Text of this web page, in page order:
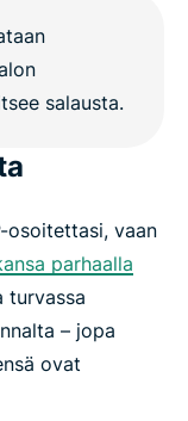
osoitettasi, vaan
parhaalla
turvassa
– jopa
ovat